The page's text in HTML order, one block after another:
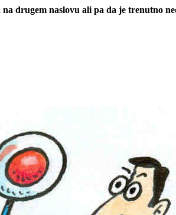
drugem naslovu ali pa da je trenutno